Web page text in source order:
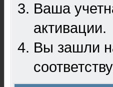
Ваша
активации.
Вы зашли